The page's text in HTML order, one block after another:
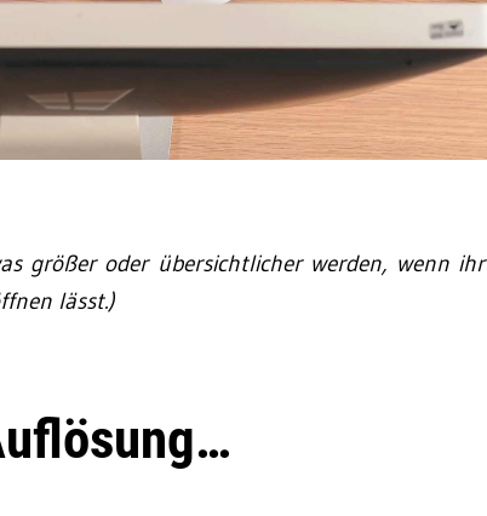
größer oder übersichtlicher werden, wenn ihr
lässt.)